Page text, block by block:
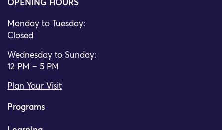
OPENING HOURS
Monday to Tuesday:
Closed
Wednesday to Sunday:
12 PM – 5 PM
Plan Your Visit
Programs